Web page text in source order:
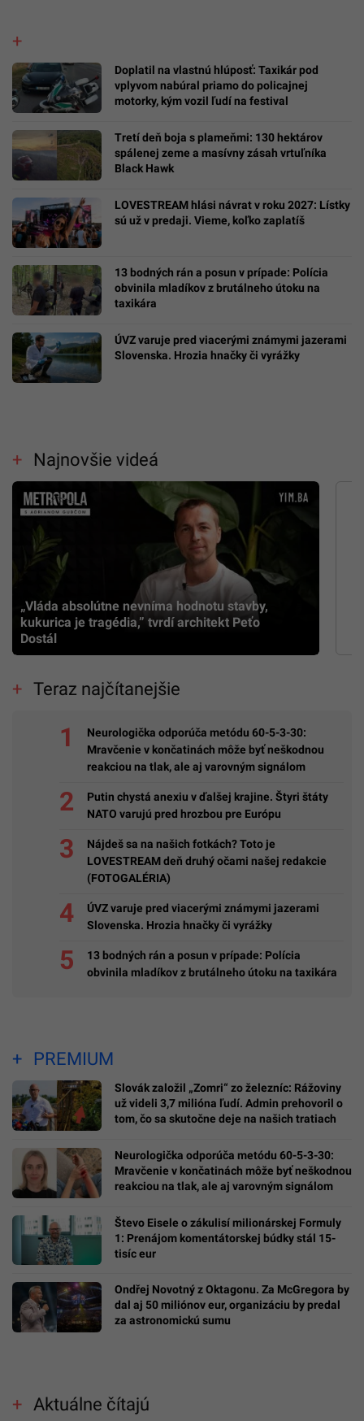
Doplatil na vlastnú hlúposť: Taxikár pod
vplyvom nabúral priamo do policajnej
motorky, kým vozil ľudí na festival
Tretí deň boja s plameňmi: 130 hektárov
spálenej zeme a masívny zásah vrtuľníka
Black Hawk
LOVESTREAM hlási návrat v roku 2027: Lístky
sú už v predaji. Vieme, koľko zaplatíš
13 bodných rán a posun v prípade: Polícia
obvinila mladíkov z brutálneho útoku na
taxikára
ÚVZ varuje pred viacerými známymi jazerami
Slovenska. Hrozia hnačky či vyrážky
Najnovšie videá
„Vláda absolútne nevníma hodnotu stavby,
kukurica je tragédia,” tvrdí architekt Peťo
Dostál
Teraz najčítanejšie
Neurologička odporúča metódu 60-5-3-30:
Mravčenie v končatinách môže byť neškodnou
reakciou na tlak, ale aj varovným signálom
Putin chystá anexiu v ďalšej krajine. Štyri štáty
NATO varujú pred hrozbou pre Európu
Nájdeš sa na našich fotkách? Toto je
LOVESTREAM deň druhý očami našej redakcie
(FOTOGALÉRIA)
ÚVZ varuje pred viacerými známymi jazerami
Slovenska. Hrozia hnačky či vyrážky
13 bodných rán a posun v prípade: Polícia
obvinila mladíkov z brutálneho útoku na taxikára
PREMIUM
Slovák založil „Zomri“ zo železníc: Rážoviny
už videli 3,7 milióna ľudí. Admin prehovoril o
tom, čo sa skutočne deje na našich tratiach
Neurologička odporúča metódu 60-5-3-30:
Mravčenie v končatinách môže byť neškodnou
reakciou na tlak, ale aj varovným signálom
Števo Eisele o zákulisí milionárskej Formuly
1: Prenájom komentátorskej búdky stál 15-
tisíc eur
Ondřej Novotný z Oktagonu. Za McGregora by
dal aj 50 miliónov eur, organizáciu by predal
za astronomickú sumu
Aktuálne čítajú